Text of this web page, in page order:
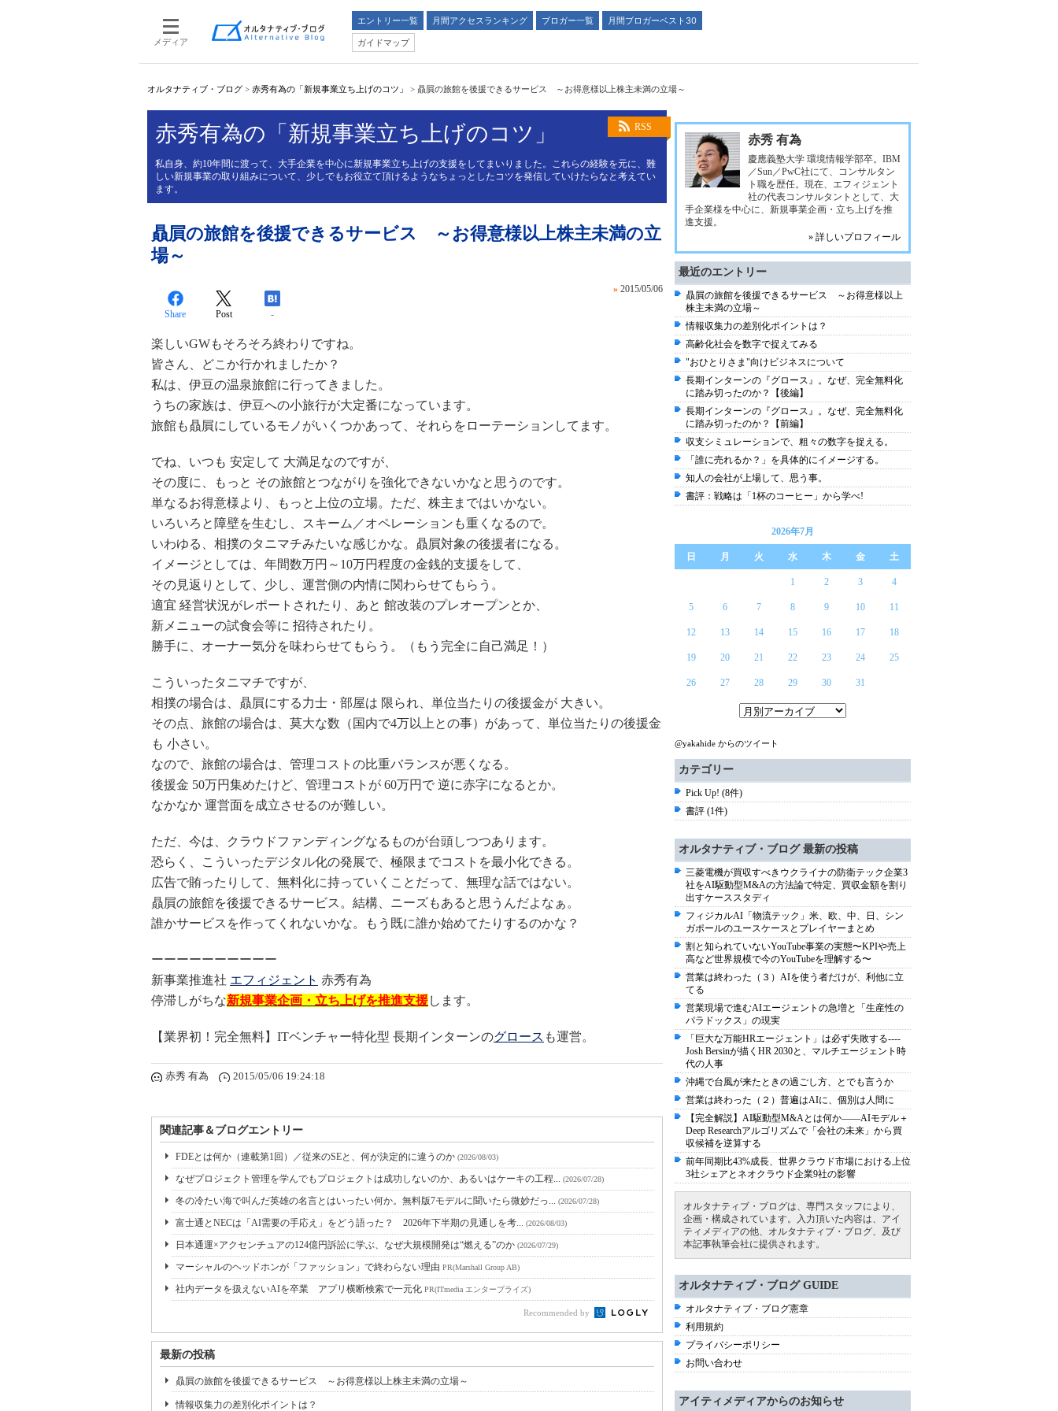
メディア
エントリー一覧 月間アクセスランキング ブロガー一覧
月間ブロガーベスト30
ガイドマップ
オルタナティブ・ブログ > 赤秀有為の「新規事業立ち上げのコツ」 > 贔屓の旅館を後援できるサービス ～お得意様以上株主未満の立場～
RSS
赤秀有為の「新規事業立ち上げのコツ」
私自身、約10年間に渡って、大手企業を中心に新規事業立ち上げの支援をしてまいりました。これらの経験を元に、難
しい新規事業の取り組みについて、少しでもお役立て頂けるようなちょっとしたコツを発信していけたらなと考えてい
ます。
贔屓の旅館を後援できるサービス ～お得意様以上株主未満の立
場～
» 2015/05/06
Share Post -
楽しいGWもそろそろ終わりですね。
皆さん、どこか行かれましたか？
私は、伊豆の温泉旅館に行ってきました。
うちの家族は、伊豆への小旅行が大定番になっています。
旅館も贔屓にしているモノがいくつかあって、それらをローテーションしてます。
でね、いつも 安定して 大満足なのですが、
その度に、もっと その旅館とつながりを強化できないかなと思うのです。
単なるお得意様より、もっと上位の立場。ただ、株主まではいかない。
いろいろと障壁を生むし、スキーム／オペレーションも重くなるので。
いわゆる、相撲のタニマチみたいな感じかな。贔屓対象の後援者になる。
イメージとしては、年間数万円～10万円程度の金銭的支援をして、
その見返りとして、少し、運営側の内情に関わらせてもらう。
適宜 経営状況がレポートされたり、あと 館改装のプレオープンとか、
新メニューの試食会等に 招待されたり。
勝手に、オーナー気分を味わらせてもらう。（もう完全に自己満足！）
こういったタニマチですが、
相撲の場合は、贔屓にする力士・部屋は 限られ、単位当たりの後援金が 大きい。
その点、旅館の場合は、莫大な数（国内で4万以上との事）があって、単位当たりの後援金
も 小さい。
なので、旅館の場合は、管理コストの比重バランスが悪くなる。
後援金 50万円集めたけど、管理コストが 60万円で 逆に赤字になるとか。
なかなか 運営面を成立させるのが難しい。
ただ、今は、クラウドファンディングなるものが台頭しつつあります。
恐らく、こういったデジタル化の発展で、極限までコストを最小化できる。
広告で賄ったりして、無料化に持っていくことだって、無理な話ではない。
贔屓の旅館を後援できるサービス。結構、ニーズもあると思うんだよなぁ。
誰かサービスを作ってくれないかな。もう既に誰か始めてたりするのかな？
ーーーーーーーーーー
新事業推進社 エフィジェント 赤秀有為
停滞しがちな新規事業企画・立ち上げを推進支援します。
【業界初！完全無料】ITベンチャー特化型 長期インターンのグロース も運営。
赤秀 有為 2015/05/06 19:24:18
関連記事＆ブログエントリー
FDEとは何か（連載第1回）／従来のSEと、何が決定的に違うのか (2026/08/03)
なぜプロジェクト管理を学んでもプロジェクトは成功しないのか、あるいはケーキの工程... (2026/07/28)
冬の冷たい海で叫んだ英雄の名言とはいったい何か。無料版7モデルに聞いたら微妙だっ... (2026/07/28)
富士通とNECは「AI需要の手応え」をどう語った？ 2026年下半期の見通しを考... (2026/08/03)
日本通運×アクセンチュアの124億円訴訟に学ぶ、なぜ大規模開発は“燃える”のか (2026/07/29)
マーシャルのヘッドホンが「ファッション」で終わらない理由 PR(Marshall Group AB)
社内データを扱えないAIを卒業 アプリ横断検索で一元化 PR(ITmedia エンタープライズ)
Recommended by
最新の投稿
贔屓の旅館を後援できるサービス ～お得意様以上株主未満の立場～
情報収集力の差別化ポイントは？
赤秀 有為
慶應義塾大学 環境情報学部卒。IBM
／Sun／PwC社にて、コンサルタン
ト職を歴任。現在、エフィジェント
社の代表コンサルタントとして、大
手企業様を中心に、新規事業企画・立ち上げを推
進支援。
» 詳しいプロフィール
最近のエントリー
贔屓の旅館を後援できるサービス ～お得意様以上
株主未満の立場～
情報収集力の差別化ポイントは？
高齢化社会を数字で捉えてみる
"おひとりさま"向けビジネスについて
長期インターンの『グロース』。なぜ、完全無料化
に踏み切ったのか？【後編】
長期インターンの『グロース』。なぜ、完全無料化
に踏み切ったのか？【前編】
収支シミュレーションで、粗々の数字を捉える。
「誰に売れるか？」を具体的にイメージする。
知人の会社が上場して、思う事。
書評：戦略は「1杯のコーヒー」から学べ!
2026年7月
日 月 火 水 木 金 土
1 2 3 4
5 6 7 8 9 10 11
12 13 14 15 16 17 18
19 20 21 22 23 24 25
26 27 28 29 30 31
@yakahide からのツイート
カテゴリー
Pick Up! (8件)
書評 (1件)
オルタナティブ・ブログ 最新の投稿
三菱電機が買収すべきウクライナの防衛テック企業3
社をAI駆動型M&Aの方法論で特定、買収金額を割り
出すケーススタディ
フィジカルAI「物流テック」米、欧、中、日、シン
ガポールのユースケースとプレイヤーまとめ
割と知られていないYouTube事業の実態〜KPIや売上
高など世界規模で今のYouTubeを理解する〜
営業は終わった（３）AIを使う者だけが、利他に立
てる
営業現場で進むAIエージェントの急増と「生産性の
パラドックス」の現実
「巨大な万能HRエージェント」は必ず失敗する----
Josh Bersinが描くHR 2030と、マルチエージェント時
代の人事
沖縄で台風が来たときの過ごし方、とでも言うか
営業は終わった（２）普遍はAIに、個別は人間に
【完全解説】AI駆動型M&Aとは何か――AIモデル＋
Deep Researchアルゴリズムで「会社の未来」から買
収候補を逆算する
前年同期比43%成長、世界クラウド市場における上位
3社シェアとネオクラウド企業9社の影響
オルタナティブ・ブログは、専門スタッフにより、
企画・構成されています。入力頂いた内容は、アイ
ティメディアの他、オルタナティブ・ブログ、及び
本記事執筆会社に提供されます。
オルタナティブ・ブログ GUIDE
オルタナティブ・ブログ憲章
利用規約
プライバシーポリシー
お問い合わせ
アイティメディアからのお知らせ